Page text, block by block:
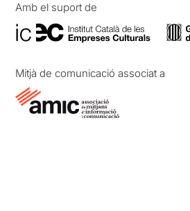
Amb el suport de
Mitjà de comunicació associat a